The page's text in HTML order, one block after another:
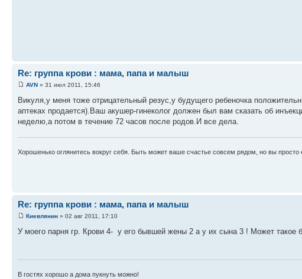
Re: группа крови : мама, папа и малыш
AVN » 31 июл 2011, 15:46
Викуля,у меня тоже отрицательный резус,у будущего ребеночка
аптеках продается).Ваш акушер-гинеколог должен был вам сказать об
неделю,а потом в течение 72 часов после родов.И все дела.
Хорошенько оглянитесь вокруг себя. Быть может ваше счастье совсем рядом, но вы просто
Re: группа крови : мама, папа и малыш
Киевлянин » 02 авг 2011, 17:10
У моего парня гр. Крови 4- у его бывшей жены 2 а у их сына 3 ! Может такое
В гостях хорошо а дома пукнуть можно!